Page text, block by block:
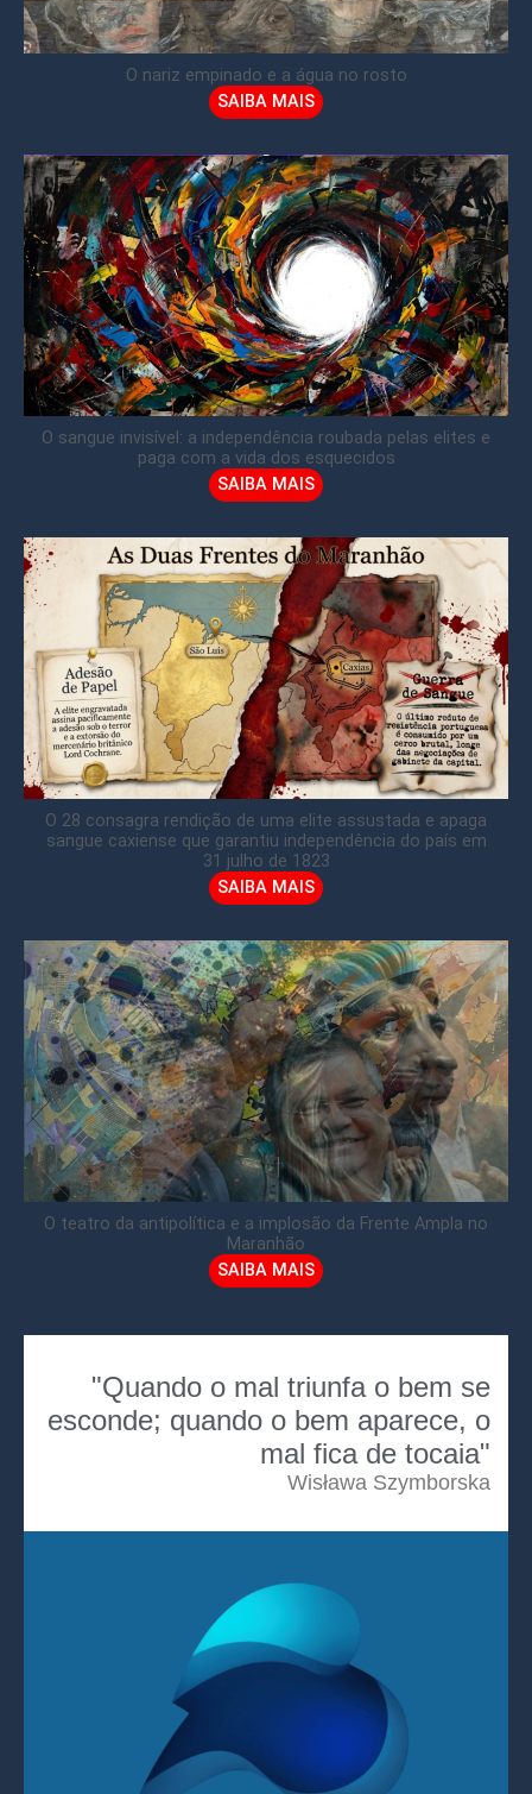
O nariz empinado e a água no rosto
SAIBA MAIS
O sangue invisível: a independência roubada pelas elites e
paga com a vida dos esquecidos
SAIBA MAIS
O 28 consagra rendição de uma elite assustada e apaga
sangue caxiense que garantiu independência do país em
31 julho de 1823
SAIBA MAIS
O teatro da antipolítica e a implosão da Frente Ampla no
Maranhão
SAIBA MAIS
"Quando o mal triunfa o bem se
esconde; quando o bem aparece, o
mal fica de tocaia"
Wisława Szymborska